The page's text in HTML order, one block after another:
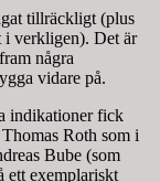
tillräckligt (plus
i verkligen). Det är
några
vidare på.
indikationer fick
Roth som i
Bube (som
ett exemplariskt